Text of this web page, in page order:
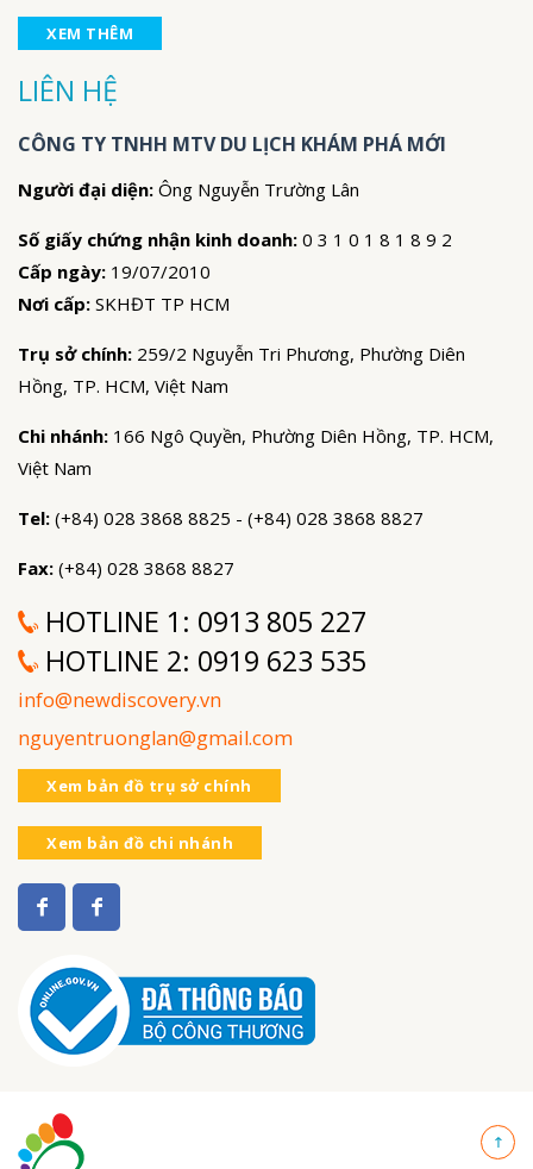
XEM THÊM
LIÊN HỆ
CÔNG TY TNHH MTV DU LỊCH KHÁM PHÁ MỚI
Người đại diện: Ông Nguyễn Trường Lân
Số giấy chứng nhận kinh doanh: 0 3 1 0 1 8 1 8 9 2
Cấp ngày: 19/07/2010
Nơi cấp: SKHĐT TP HCM
Trụ sở chính: 259/2 Nguyễn Tri Phương, Phường Diên
Hồng, TP. HCM, Việt Nam
Chi nhánh: 166 Ngô Quyền, Phường Diên Hồng, TP. HCM,
Việt Nam
Tel: (+84) 028 3868 8825 - (+84) 028 3868 8827
Fax: (+84) 028 3868 8827
HOTLINE 1: 0913 805 227
HOTLINE 2: 0919 623 535
info@newdiscovery.vn
nguyentruonglan@gmail.com
Xem bản đồ trụ sở chính
Xem bản đồ chi nhánh